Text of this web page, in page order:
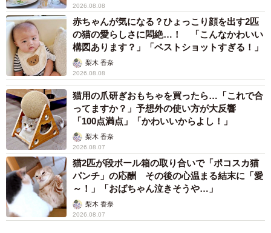
▽出典：小林製薬の糸ようじ 公式X／スルッと入ります！
https://x.com/KOBAYASHI_PR20/status/206173544417452
4570
2026.08.08
赤ちゃんが気になる？ひょっこり顔を出す2匹
の猫の愛らしさに悶絶…！ 「こんなかわいい
構図あります？」「ベストショットすぎる！」
梨木 香奈
2026.08.08
猫用の爪研ぎおもちゃを買ったら…「これで合
ってますか？」予想外の使い方が大反響
「100点満点」「かわいいからよし！」
梨木 香奈
2026.08.07
猫2匹が段ボール箱の取り合いで「ポコスカ猫
パンチ」の応酬 その後の心温まる結末に「愛
～！」「おばちゃん泣きそうや…」
梨木 香奈
2026.08.07